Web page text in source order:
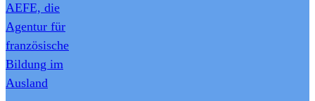
AEFE, die
Agentur für
französische
Bildung im
Ausland